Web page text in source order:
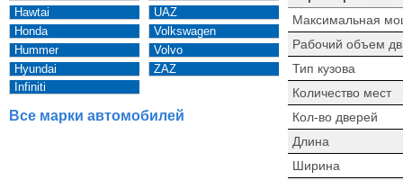
Hawtai
Honda
Hummer
Hyundai
Infiniti
UAZ
Volkswagen
Volvo
ZAZ
Все марки автомобилей
Максимальная
Рабочий объем
Тип кузова
Количество мест
Кол-во дверей
Длина
Ширина